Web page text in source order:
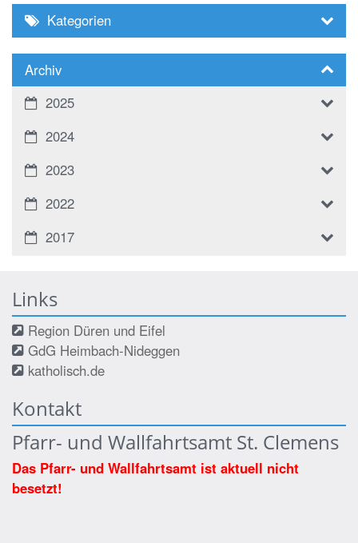
Kategorien
Archiv
2025
2024
2023
2022
2017
Links
Region Düren und Eifel
GdG Heimbach-Nideggen
katholisch.de
Kontakt
Pfarr- und Wallfahrtsamt St. Clemens
Das Pfarr- und Wallfahrtsamt ist aktuell nicht
besetzt!